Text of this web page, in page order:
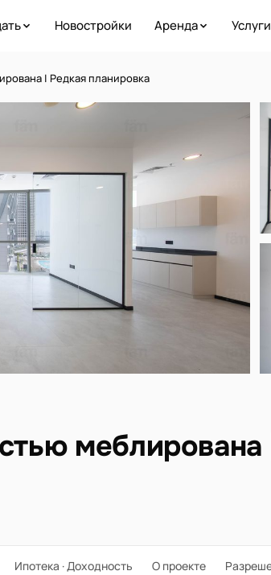
Новостройки Аренда Услуги
| Редкая планировка
меблирована
Ипотека · Доходность О проекте